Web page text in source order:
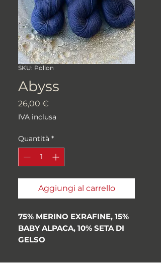
SKU: Pollon
Abyss
26,00 €
IVA inclusa
Quantità *
Aggiungi al carrello
75% MERINO EXRAFINE, 15%
BABY ALPACA, 10% SETA DI
GELSO